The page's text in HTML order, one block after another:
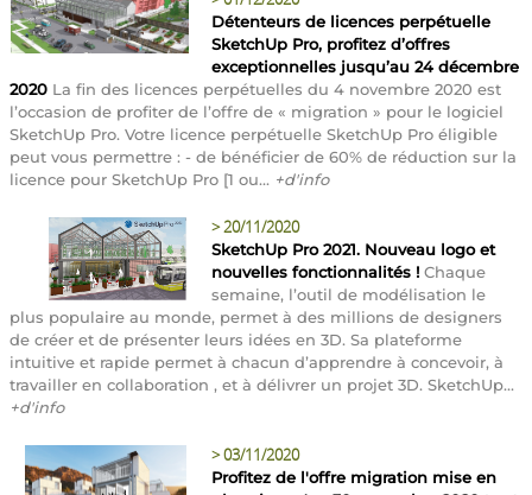
Détenteurs de licences perpétuelle
SketchUp Pro, profitez d’offres
exceptionnelles jusqu’au 24 décembre
2020 La fin des licences perpétuelles du 4 novembre 2020 est
l’occasion de profiter de l’offre de « migration » pour le logiciel
SketchUp Pro. Votre licence perpétuelle SketchUp Pro éligible
peut vous permettre : - de bénéficier de 60% de réduction sur la
licence pour SketchUp Pro [1 ou... +d'info
>20/11/2020
SketchUp Pro 2021. Nouveau logo et
nouvelles fonctionnalités ! Chaque
semaine, l’outil de modélisation le
plus populaire au monde, permet à des millions de designers
de créer et de présenter leurs idées en 3D. Sa plateforme
intuitive et rapide permet à chacun d’apprendre à concevoir, à
travailler en collaboration , et à délivrer un projet 3D. SketchUp...
+d'info
>03/11/2020
Profitez de l'offre migration mise en